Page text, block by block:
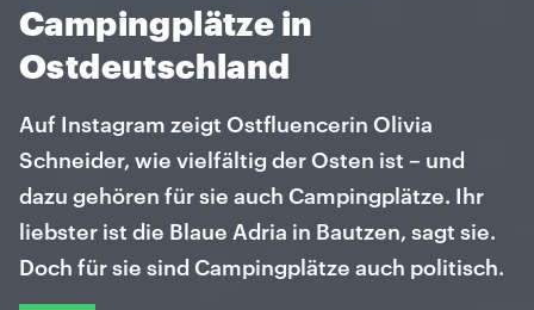
Campingplätze in
Ostdeutschland
Auf Instagram zeigt Ostfluencerin Olivia
Schneider, wie vielfältig der Osten ist – und
dazu gehören für sie auch Campingplätze. Ihr
liebster ist die Blaue Adria in Bautzen, sagt sie.
Doch für sie sind Campingplätze auch politisch.